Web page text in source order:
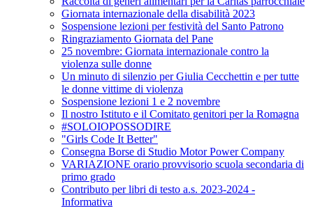
Giornata internazionale della disabilità 2023
Sospensione lezioni per festività del Santo Patrono
Ringraziamento Giornata del Pane
25 novembre: Giornata internazionale contro la
violenza sulle donne
Un minuto di silenzio per Giulia Cecchettin e per tutte
le donne vittime di violenza
Sospensione lezioni 1 e 2 novembre
Il nostro Istituto e il Comitato genitori per la Romagna
#SOLOIOPOSSODIRE
"Girls Code It Better"
Consegna Borse di Studio Motor Power Company
VARIAZIONE orario provvisorio scuola secondaria di
primo grado
Contributo per libri di testo a.s. 2023-2024 -
Informativa